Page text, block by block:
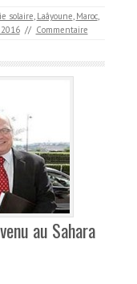
solaire, Laâyoune, Maroc,
// Commentaire
au Sahara